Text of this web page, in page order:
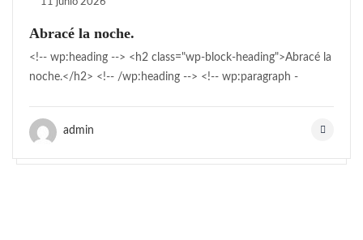
11 junio 2026
Abracé la noche.
<!-- wp:heading --> <h2 class="wp-block-heading">Abracé la
noche.</h2> <!-- /wp:heading --> <!-- wp:paragraph -
admin